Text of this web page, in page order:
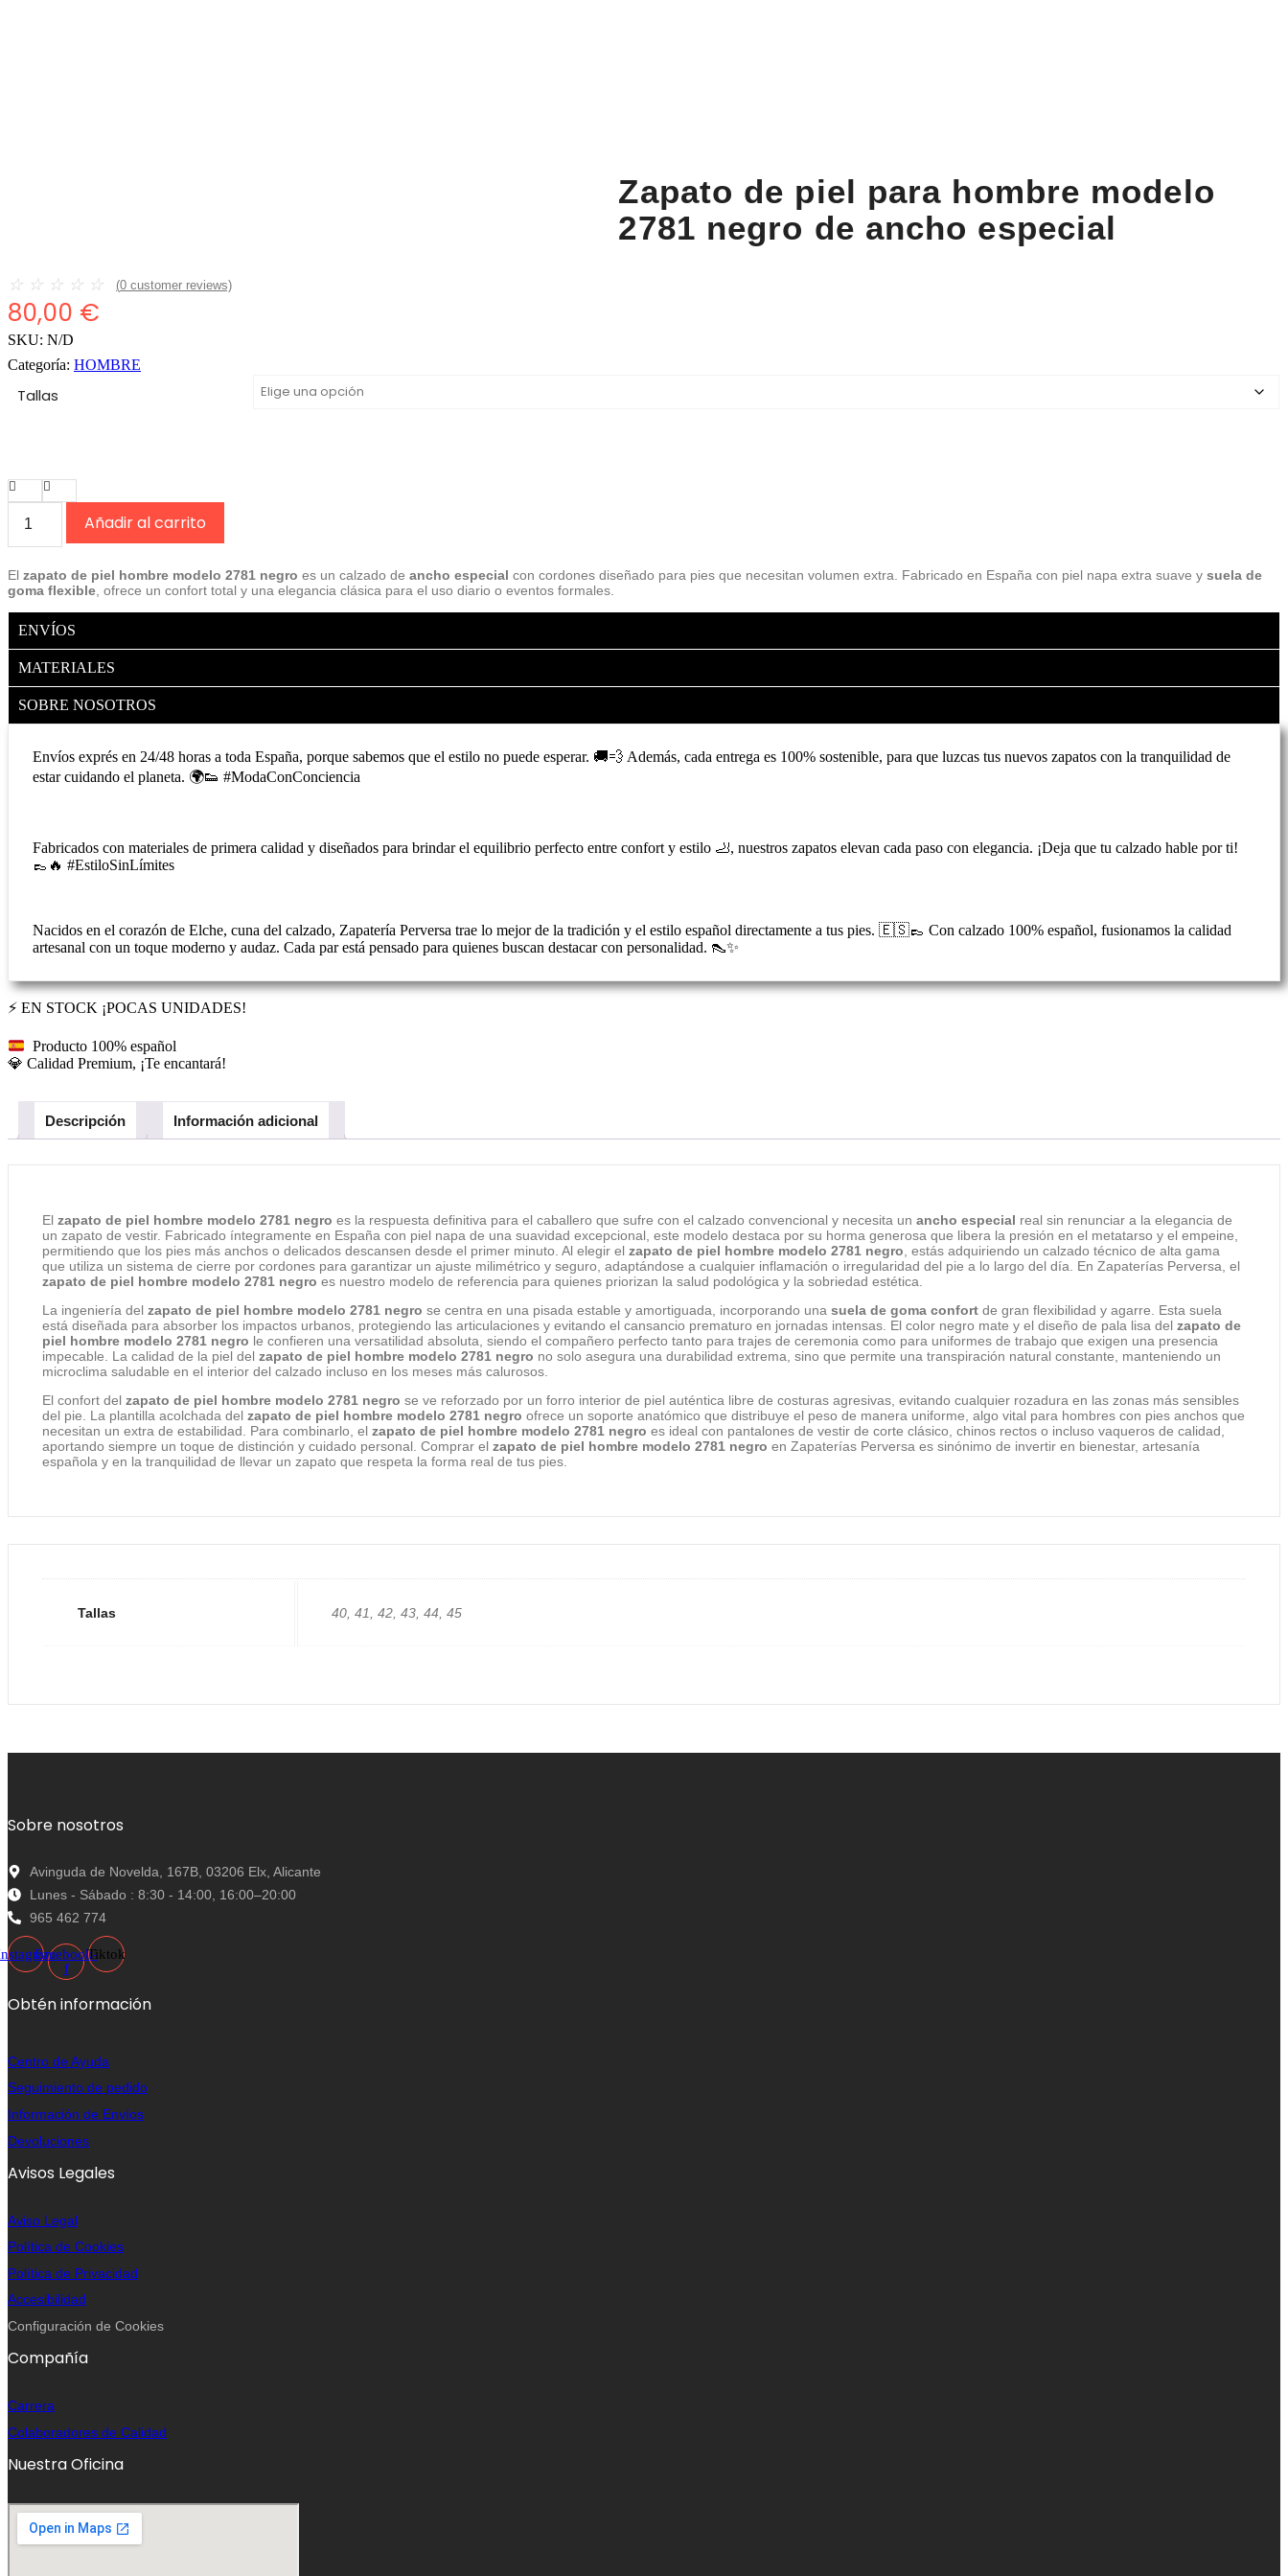
Zapato de piel para hombre modelo
2781 negro de ancho especial
☆ ☆ ☆ ☆ ☆ (0 customer reviews)
80,00 €
SKU: N/D
Categoría: HOMBRE
Tallas
piel
hombre
modelo
2781
negro
de
ancho
cantidad
Añadir al carrito
El zapato de piel hombre modelo 2781 negro es un calzado de ancho especial con cordones diseñado para pies que necesitan volumen extra. Fabricado en España con piel napa extra suave y suela de
goma flexible , ofrece un confort total y una elegancia clásica para el uso diario o eventos formales.
ENVÍOS
MATERIALES
SOBRE NOSOTROS
Envíos exprés en 24/48 horas a toda España, porque sabemos que el estilo no puede esperar. 🚚💨 Además, cada entrega es 100% sostenible, para que luzcas tus nuevos zapatos con la tranquilidad de
estar cuidando el planeta. 🌍👟 #ModaConConciencia
Fabricados con materiales de primera calidad y diseñados para brindar el equilibrio perfecto entre confort y estilo 🦶, nuestros zapatos elevan cada paso con elegancia. ¡Deja que tu calzado hable por ti!
👞🔥 #EstiloSinLímites
Nacidos en el corazón de Elche, cuna del calzado, Zapatería Perversa trae lo mejor de la tradición y el estilo español directamente a tus pies. 🇪🇸👞 Con calzado 100% español, fusionamos la calidad
artesanal con un toque moderno y audaz. Cada par está pensado para quienes buscan destacar con personalidad. 👠✨
⚡ EN STOCK ¡POCAS UNIDADES!
Producto 100% español
💎 Calidad Premium, ¡Te encantará!
Descripción Información adicional
El zapato de piel hombre modelo 2781 negro es la respuesta definitiva para el caballero que sufre con el calzado convencional y necesita un ancho especial real sin renunciar a la elegancia de
un zapato de vestir. Fabricado íntegramente en España con piel napa de una suavidad excepcional, este modelo destaca por su horma generosa que libera la presión en el metatarso y el empeine,
permitiendo que los pies más anchos o delicados descansen desde el primer minuto. Al elegir el zapato de piel hombre modelo 2781 negro , estás adquiriendo un calzado técnico de alta gama
que utiliza un sistema de cierre por cordones para garantizar un ajuste milimétrico y seguro, adaptándose a cualquier inflamación o irregularidad del pie a lo largo del día. En Zapaterías Perversa, el
zapato de piel hombre modelo 2781 negro es nuestro modelo de referencia para quienes priorizan la salud podológica y la sobriedad estética.
La ingeniería del zapato de piel hombre modelo 2781 negro se centra en una pisada estable y amortiguada, incorporando una suela de goma confort de gran flexibilidad y agarre. Esta suela
está diseñada para absorber los impactos urbanos, protegiendo las articulaciones y evitando el cansancio prematuro en jornadas intensas. El color negro mate y el diseño de pala lisa del zapato de
piel hombre modelo 2781 negro le confieren una versatilidad absoluta, siendo el compañero perfecto tanto para trajes de ceremonia como para uniformes de trabajo que exigen una presencia
impecable. La calidad de la piel del zapato de piel hombre modelo 2781 negro no solo asegura una durabilidad extrema, sino que permite una transpiración natural constante, manteniendo un
microclima saludable en el interior del calzado incluso en los meses más calurosos.
El confort del zapato de piel hombre modelo 2781 negro se ve reforzado por un forro interior de piel auténtica libre de costuras agresivas, evitando cualquier rozadura en las zonas más sensibles
del pie. La plantilla acolchada del zapato de piel hombre modelo 2781 negro ofrece un soporte anatómico que distribuye el peso de manera uniforme, algo vital para hombres con pies anchos que
necesitan un extra de estabilidad. Para combinarlo, el zapato de piel hombre modelo 2781 negro es ideal con pantalones de vestir de corte clásico, chinos rectos o incluso vaqueros de calidad,
aportando siempre un toque de distinción y cuidado personal. Comprar el zapato de piel hombre modelo 2781 negro en Zapaterías Perversa es sinónimo de invertir en bienestar, artesanía
española y en la tranquilidad de llevar un zapato que respeta la forma real de tus pies.
Tallas 40, 41, 42, 43, 44, 45
Sobre nosotros
Avinguda de Novelda, 167B, 03206 Elx, Alicante
Lunes - Sábado : 8:30 - 14:00, 16:00–20:00
965 462 774
Facebook-
f
Tiktok
Obtén información
Centro de Ayuda
Seguimiento de pedido
Información de Envíos
Devoluciones
Avisos Legales
Aviso Legal
Política de Cookies
Política de Privacidad
Accesibilidad
Configuración de Cookies
Compañía
Carrera
Colaboradores de Calidad
Nuestra Oficina